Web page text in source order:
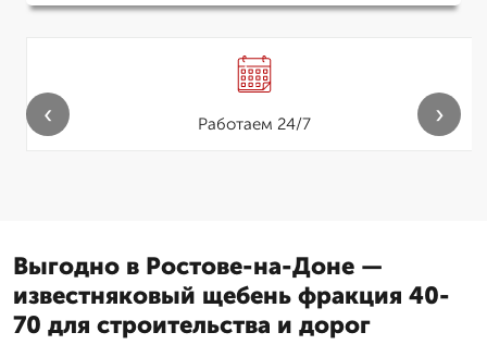
Работаем 24/7
‹ ›
Выгодно в Ростове-на-Доне —
известняковый щебень фракция 40-
70 для строительства и дорог